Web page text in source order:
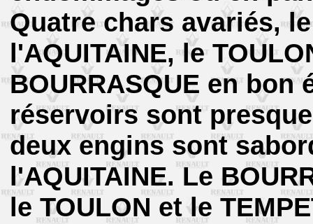
Quatre chars avariés,
l'AQUITAINE, le
BOURRASQUE en
réservoirs sont
deux engins sont
l'AQUITAINE. Le
le TOULON et le